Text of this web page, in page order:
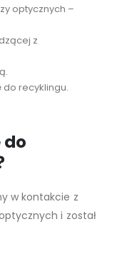
optycznych –
z
recyklingu.
do
w kontakcie z
i został